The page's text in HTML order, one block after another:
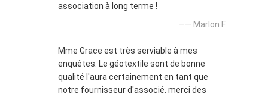
association à long terme !
—— Marlon F
Mme Grace est très serviable à mes
enquêtes. Le géotextile sont de bonne
qualité l'aura certainement en tant que
notre fournisseur d'associé. merci des